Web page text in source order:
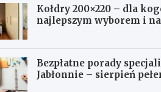
Kołdry 200×220 – dla
najlepszym wyborem i
Bezpłatne porady
Jabłonnie – sierpień